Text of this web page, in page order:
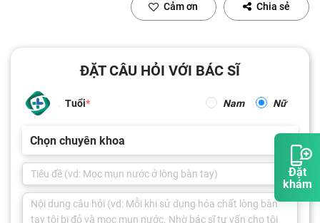
Đặt
khám
Cảm ơn Chia sẻ
ĐẶT CÂU HỎI VỚI BÁC SĨ
Tuổi Nam Nữ
Chọn chuyên khoa